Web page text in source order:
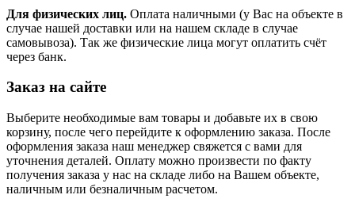
Для физических лиц. Оплата наличными (у Вас на объекте в
случае нашей доставки или на нашем складе в случае
самовывоза). Так же физические лица могут оплатить счёт
через банк.
Заказ на сайте
Выберите необходимые вам товары и добавьте их в свою
корзину, после чего перейдите к оформлению заказа. После
оформления заказа наш менеджер свяжется с вами для
уточнения деталей. Оплату можно произвести по факту
получения заказа у нас на складе либо на Вашем объекте,
наличным или безналичным расчетом.